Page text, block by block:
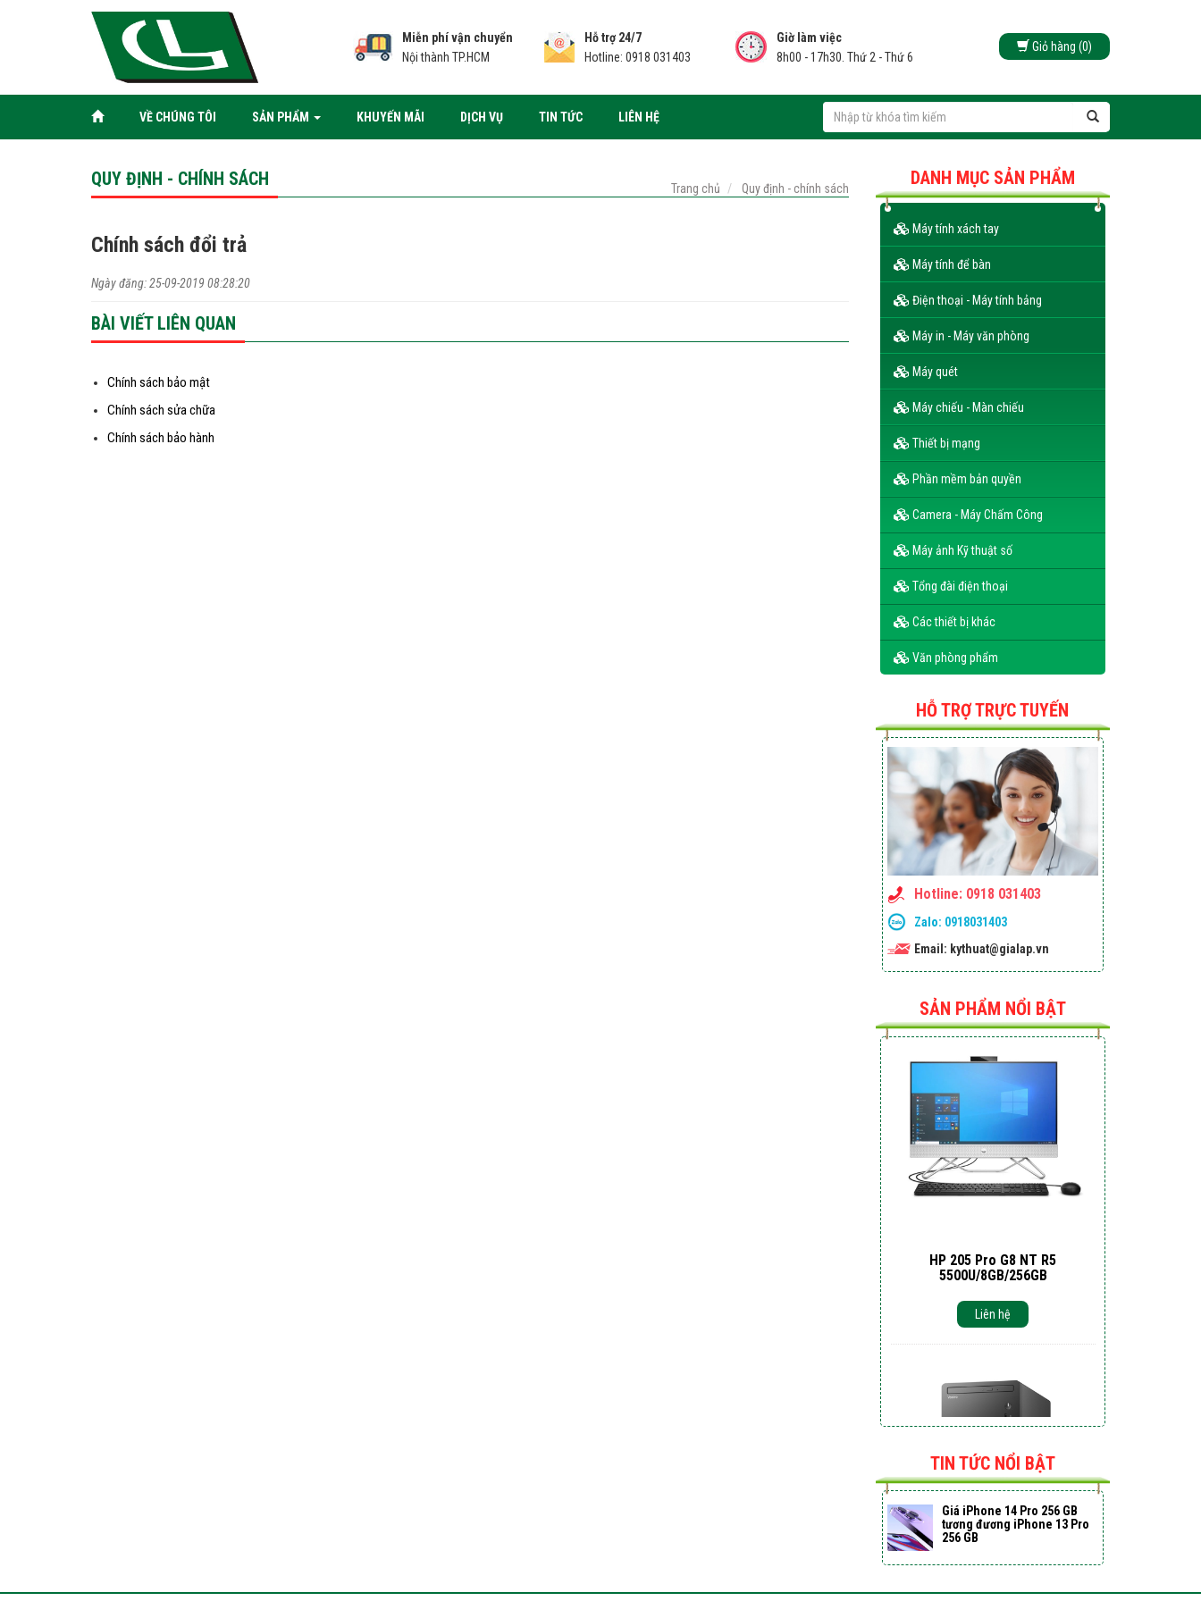
Miễn phí vận chuyển
Nội thành TP.HCM
Hỗ trợ 24/7
Hotline: 0918 031403
Giờ làm việc
8h00 - 17h30. Thứ 2 - Thứ 6
Giỏ hàng (0)
VỀ CHÚNG TÔI SẢN PHẨM KHUYẾN MÃI DỊCH VỤ TIN TỨC LIÊN HỆ
QUY ĐỊNH - CHÍNH SÁCH Trang chủ Quy định - chính sách
Chính sách đổi trả
Ngày đăng: 25-09-2019 08:28:20
BÀI VIẾT LIÊN QUAN
Chính sách bảo mật
Chính sách sửa chữa
Chính sách bảo hành
DANH MỤC SẢN PHẨM
Máy tính xách tay
Máy tính để bàn
Điện thoại - Máy tính bảng
Máy in - Máy văn phòng
Máy quét
Máy chiếu - Màn chiếu
Thiết bị mạng
Phần mềm bản quyền
Camera - Máy Chấm Công
Máy ảnh Kỹ thuật số
Tổng đài điện thoại
Các thiết bị khác
Văn phòng phẩm
HỖ TRỢ TRỰC TUYẾN
Hotline: 0918 031403
Zalo: 0918031403
Email: kythuat@gialap.vn
SẢN PHẨM NỔI BẬT
Liên hệ
MBP Apple M1 PRO 8-Core
CPU/14-Core GPU/16GB
RAM/512GB SSD/14.2-
Liên hệ
HP 205 Pro G8 NT R5
5500U/8GB/256GB
Liên hệ
TIN TỨC NỔI BẬT
Giá iPhone 14 Pro 256 GB
tương đương iPhone 13 Pro
256 GB